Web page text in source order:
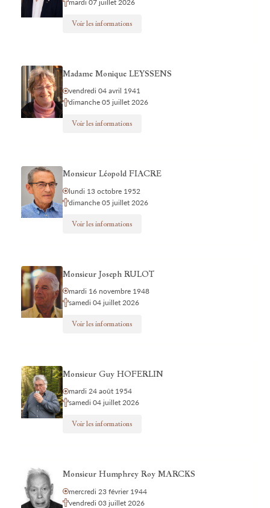
mardi 07 juillet 2026
Voir les informations
Madame Monique LEYSSENS
vendredi 04 avril 1941
dimanche 05 juillet 2026
Voir les informations
Monsieur Léopold FIACRE
lundi 13 octobre 1952
dimanche 05 juillet 2026
Voir les informations
Monsieur Joseph RULOT
mardi 16 novembre 1948
samedi 04 juillet 2026
Voir les informations
Monsieur Guy HOFERLIN
mardi 24 août 1954
samedi 04 juillet 2026
Voir les informations
Monsieur Humphrey Roy MARCKS
mercredi 23 février 1944
vendredi 03 juillet 2026